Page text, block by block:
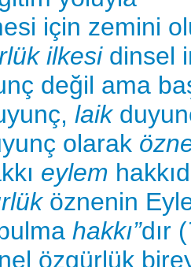
için zemini
ilkesi dinsel
değil ama
laik
olarak
eylem
öznenin
hakkı”dır (
özgürlük